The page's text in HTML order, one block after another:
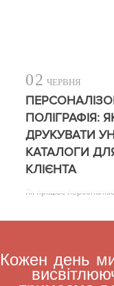
02 ЧЕРВНЯ
ПОЛІГРАФІЯ:
ДРУКУВАТИ
КАТАЛОГИ
КЛІЄНТА
Як працює
Кожен день